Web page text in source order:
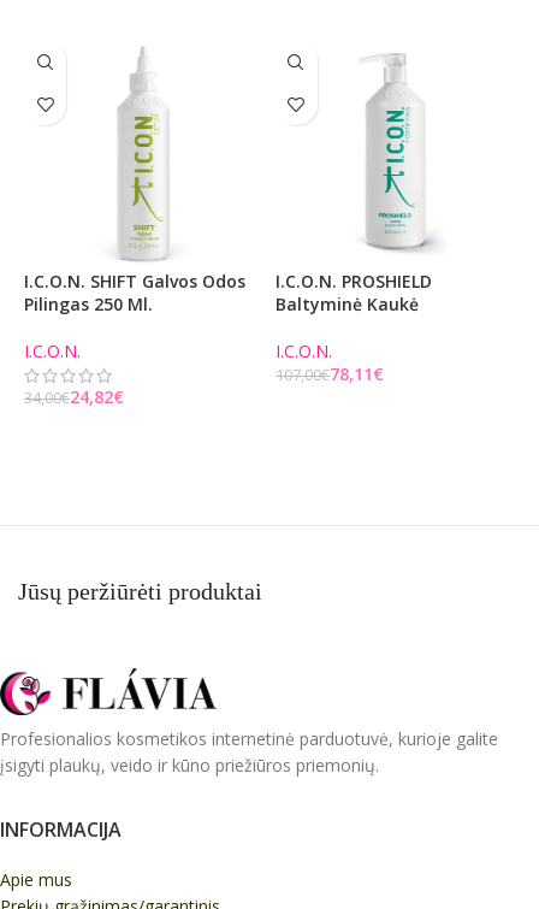
I.C.O.N. SHIFT Galvos Odos
Pilingas 250 Ml.
I.C.O.N.
34,00€24,82€
I.C.O.N. PROSHIELD
Baltyminė Kaukė
I.C.O.N.
107,00€78,11€
Jūsų peržiūrėti produktai
Profesionalios kosmetikos internetinė parduotuvė, kurioje galite
įsigyti plaukų, veido ir kūno priežiūros priemonių.
INFORMACIJA
Apie mus